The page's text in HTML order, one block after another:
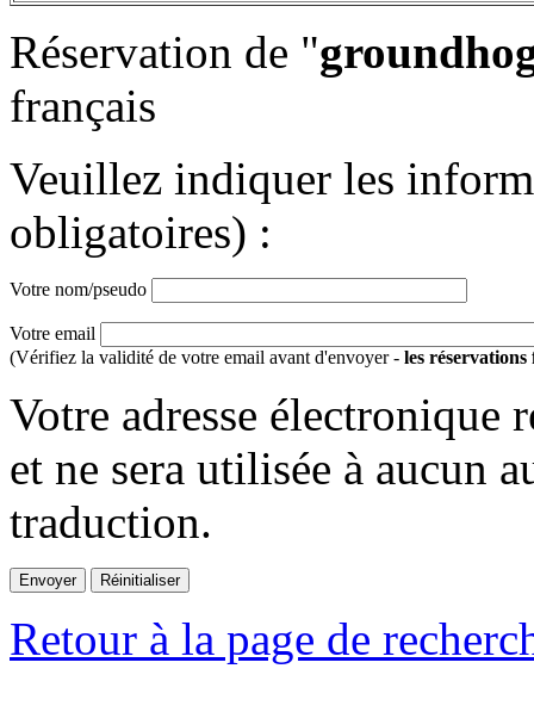
Réservation de "
français
Veuillez indiquer les
obligatoires) :
Votre nom/pseudo
Votre email
(Vérifiez la validité de votre email avant d'envoyer - les réservations
Votre adresse électronique
et ne sera utilisée à aucun
traduction.
Retour à la page de